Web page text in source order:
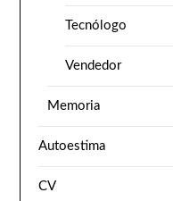
Tecnólogo
Vendedor
Memoria
Autoestima
CV